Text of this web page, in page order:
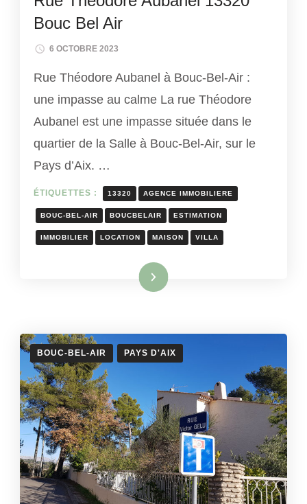
Bouc Bel Air
6 OCTOBRE 2023
Rue Théodore Aubanel à Bouc-Bel-Air :
une impasse au calme La rue Théodore
Aubanel est une impasse située dans le
quartier de la Salle à Bouc-Bel-Air, sur le
Pays d’Aix. …
ÉTIQUETTES : 13320 AGENCE IMMOBILIERE
BOUC-BEL-AIR BOUCBELAIR ESTIMATION
IMMOBILIER LOCATION MAISON VILLA
Lire la suite
BOUC-BEL-AIR PAYS D'AIX